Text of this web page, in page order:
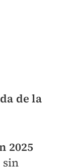
de la
2025
sin